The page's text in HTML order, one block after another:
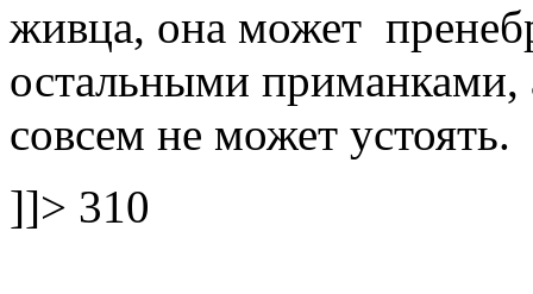
живца, она может
остальными приманками,
совсем не может устоять.
]]> 310